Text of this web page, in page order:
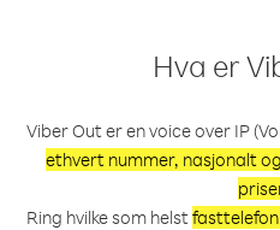
Hva er
Viber Out er en voice over IP
ethvert nummer, nasjonalt
Ring hvilke som helst